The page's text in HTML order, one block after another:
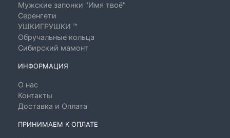
Мужские запонки "Имя твоё"
Серенгети
УШКИГРУШКИ ™
Обручальные кольца
Сибирский мамонт
ИНФОРМАЦИЯ
О нас
Контакты
Доставка и Оплата
ПРИНИМАЕМ К ОПЛАТЕ